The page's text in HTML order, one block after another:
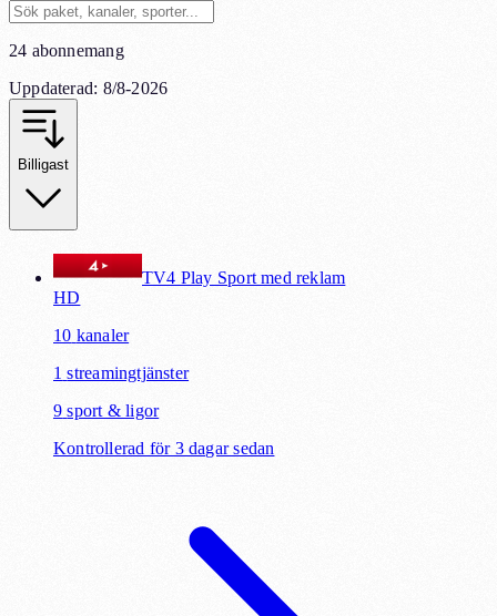
24 abonnemang
Uppdaterad: 8/8-2026
Billigast
TV4 Play Sport med reklam
HD
10 kanaler
1 streamingtjänster
9 sport & ligor
Kontrollerad för 3 dagar sedan